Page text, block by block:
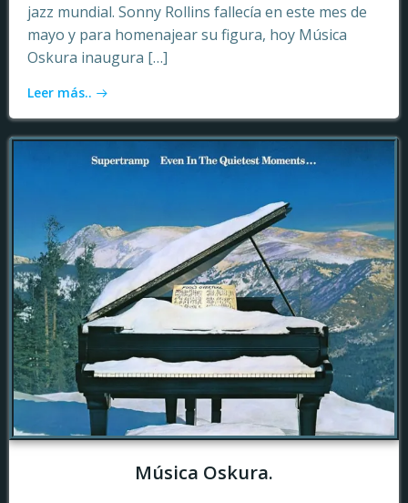
jazz mundial. Sonny Rollins fallecía en este mes de
mayo y para homenajear su figura, hoy Música
Oskura inaugura […]
Leer más..
Música Oskura.